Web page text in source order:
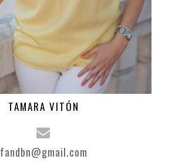
TAMARA VITÓN
fandbn@gmail.com